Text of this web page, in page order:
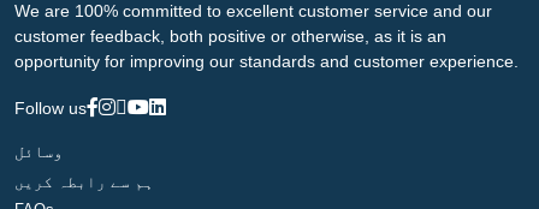
We are 100% committed to excellent customer service and our
customer feedback, both positive or otherwise, as it is an
opportunity for improving our standards and customer experience.
Follow us
وسائل
ہم سے رابطہ کریں